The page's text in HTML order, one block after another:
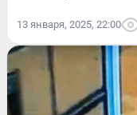
13 января, 2025, 22:00